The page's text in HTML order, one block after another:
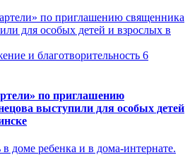
и благотворительность 6
по приглашению
выступили для особых детей
доме ребенка и в дома-интернате.